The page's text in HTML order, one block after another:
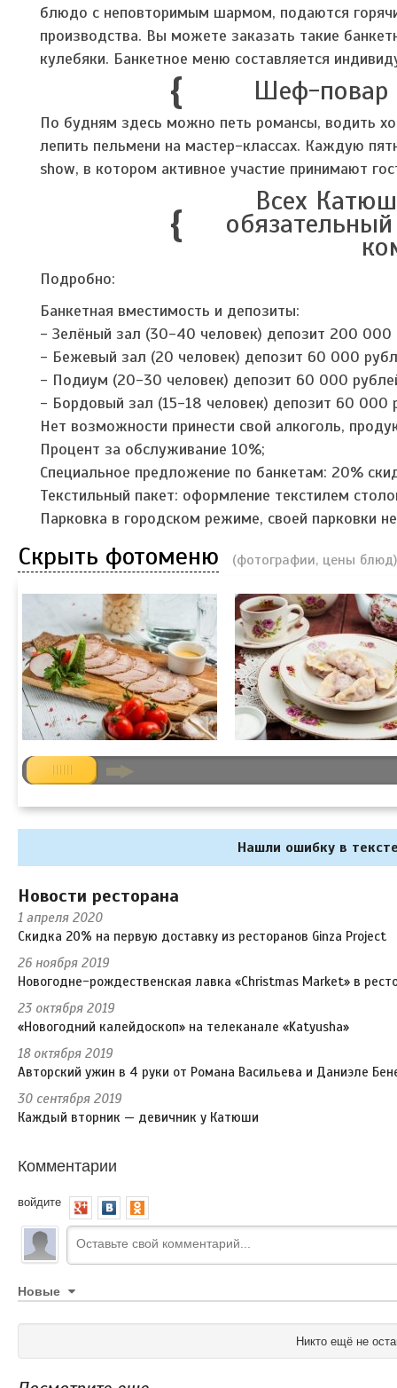
блюдо с неповторимым шармом, подаются
производства. Вы можете заказать такие
кулебяки. Банкетное меню составляется
Шеф-повар
По будням здесь можно петь романсы, водить
лепить пельмени на мастер-классах. Каждую
show, в котором активное участие принимают
Всех
Подробно:
Банкетная вместимость и депозиты:
- Зелёный зал (30-40 человек) депозит 200 000
- Бежевый зал (20 человек) депозит 60 000
- Подиум (20-30 человек) депозит 60 000
- Бордовый зал (15-18 человек) депозит 60 000
Нет возможности принести свой алкоголь,
Процент за обслуживание 10%;
Специальное предложение по банкетам: 20%
Текстильный пакет: оформление текстилем
Парковка в городском режиме, своей парковки
Скрыть фотоменю (фотографии, цены блюд)
Нашли ошибку в
Новости ресторана
1 апреля 2020
Скидка 20% на первую доставку из ресторанов Ginza Project
26 ноября 2019
Новогодне-рождественская лавка «Christmas Market» в
23 октября 2019
«Новогодний калейдоскоп» на телеканале «Katyusha»
18 октября 2019
Авторский ужин в 4 руки от Романа Васильева и Даниэле
30 сентября 2019
Каждый вторник — девичник у Катюши
Комментарии
войдите
Новые
Никто ещё не